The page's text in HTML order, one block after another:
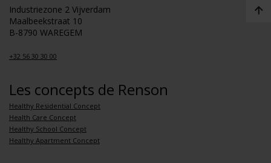
Industriezone 2 Vijverdam
Maalbeekstraat 10
B-8790 WAREGEM
+32 56 30 30 00
Les concepts de Renson
Healthy Residential Concept
Health Care Concept
Healthy School Concept
Healthy Apartment Concept